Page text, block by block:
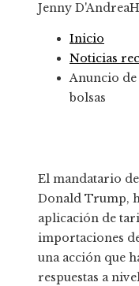
Jenny D'Andrea
Inicio
Noticias
Anuncio de
bolsas
El mandatario
Donald Trump,
aplicación de
importaciones
una acción que
respuestas a